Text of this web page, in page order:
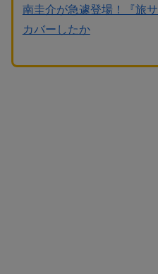
南圭介が急遽登場！『旅
カバーしたか